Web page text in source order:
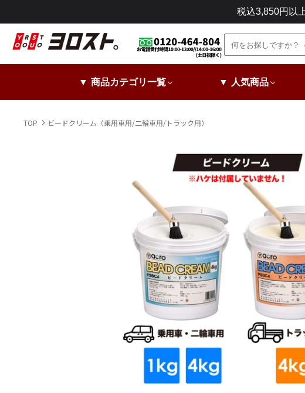
ツ
税込3,850円以
▼ 商品カテゴリ一覧 ▼ 人気商品
TOP ビードクリーム（乗用車用/二輪車用/トラック用）